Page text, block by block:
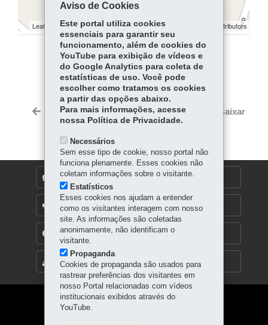
Leaflet | ©OpenStreetMapcontributors | ©OpenStreetMap contributors
COMPARTILHE:
Facebook
Twitter
WhatsApp
Voltar Início Imprimir Baixar
MAPA DO SITE
DENUNCIE CORRUPÇÃO
TRANSPARÊNCIA INSTITUCIONAL
Navegação
Aviso de Cookies
Este portal utiliza cookies
essenciais para garantir seu
funcionamento, além de cookies do
YouTube para exibição de vídeos e
do Google Analytics para coleta de
estatísticas de uso. Você pode
escolher como tratamos os cookies
a partir das opções abaixo.
Para mais informações, acesse
nossa Política de Privacidade.
Necessários
Sem esse tipo de cookie, nosso portal não
funciona plenamente. Esses cookies não
coletam informações sobre o visitante.
Estatísticos
Esses cookies nos ajudam a entender
como os visitantes interagem com nosso
site. As informações são coletadas
anonimamente, não identificam o
visitante.
Propaganda
Cookies de propaganda são usados para
rastrear preferências dos visitantes em
nosso Portal relacionadas com vídeos
institucionais exibidos através do
YouTube.